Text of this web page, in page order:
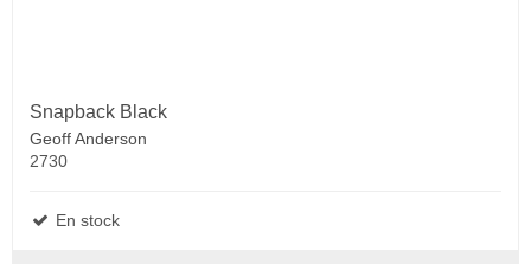
Snapback Black
Geoff Anderson
2730
En stock